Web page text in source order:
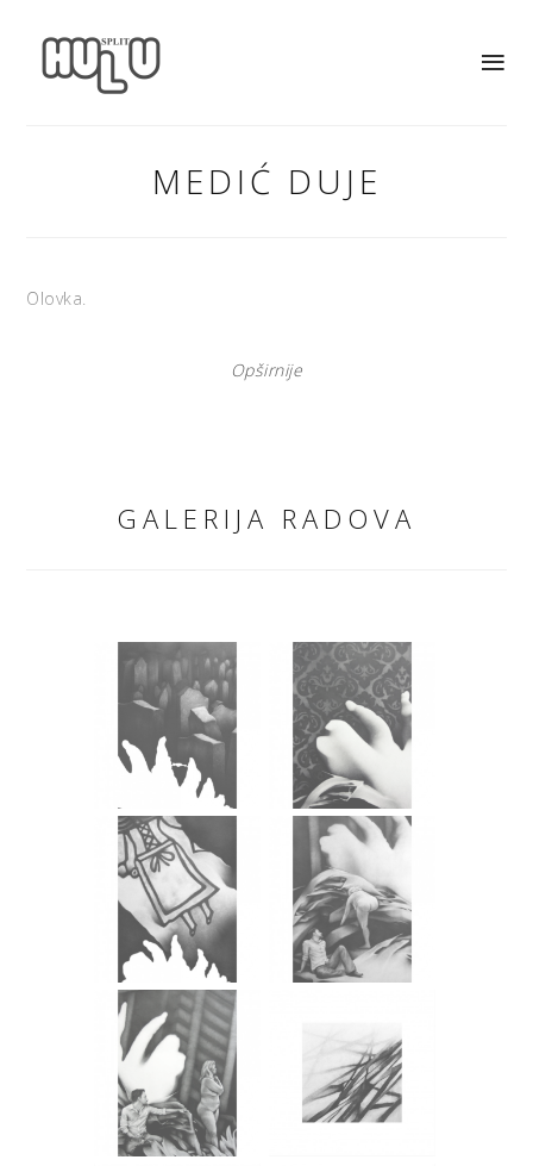
MEDIĆ DUJE
Olovka.
Opširnije
GALERIJA RADOVA